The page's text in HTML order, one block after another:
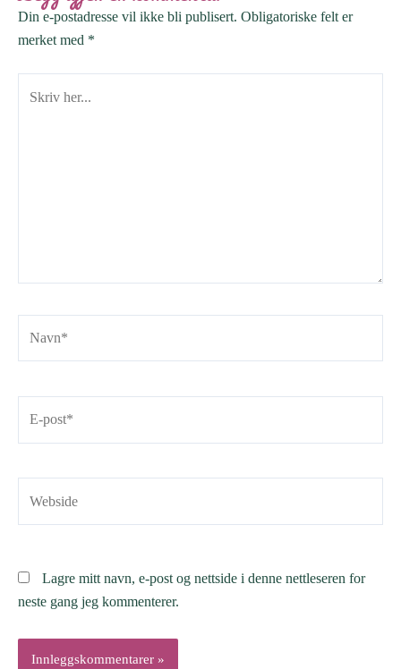
Din e-postadresse vil ikke bli publisert. Obligatoriske felt er
merket med *
her...
post*
Lagre mitt navn, e-post og nettside i denne nettleseren for
neste gang jeg kommenterer.